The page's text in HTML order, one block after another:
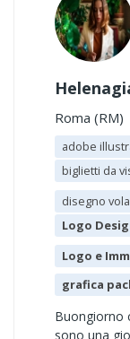
Roma (RM)
adobe
biglietti da
disegno
Logo
Logo e
grafica
Buongiorno
sono una